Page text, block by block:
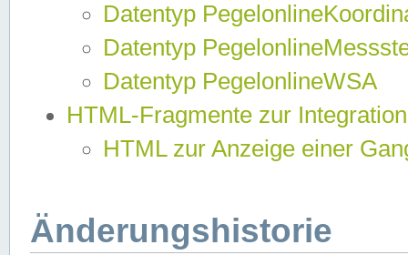
Datentyp
Datentyp
Datentyp PegelonlineWSA
HTML-Fragmente zur
HTML zur Anzeige einer
Änderungshistorie